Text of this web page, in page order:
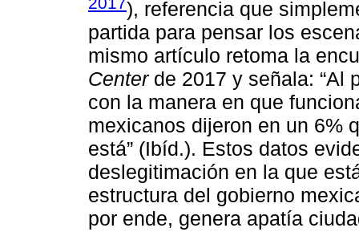
), referencia que
partida para pensar los
mismo artículo retoma la
Centerde 2017 y señala: “Al
con la manera en que
mexicanos dijeron en un 6%
está” (Ibíd.). Estos datos
deslegitimación en la que
estructura del gobierno
por ende, genera apatía